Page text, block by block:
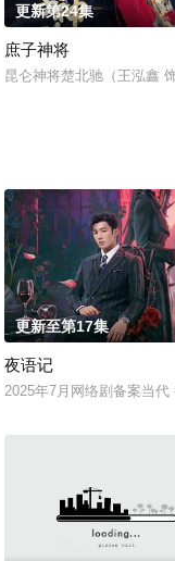
希望和幸福的新生活。在
更迭为背景，讲述前朝
更新第24集
庶子神将
昆仑神将楚北驰（王泓鑫
持下，通过摸排、勘查等
，戏班主横尸戏台，将
更新至第17集
夜语记
2025年7月网络剧备案当